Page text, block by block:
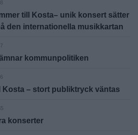
till Kosta– unik konsert sätter
den internationella musikkartan
kommunpolitiken
Kosta – stort publiktryck väntas
konserter